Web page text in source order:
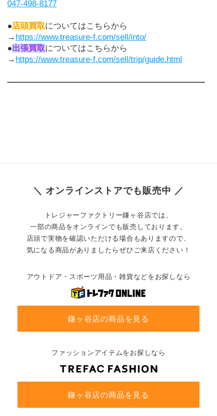
047-498-8177
●店頭買取についてはこちらから
→ https://www.treasure-f.com/sell/into/
●出張買取についてはこちらから
→ https://www.treasure-f.com/sell/trip/guide.html
――――――――――――――――――――――――
＼ オンラインストアでも販売中 ／
トレジャーファクトリー鎌ヶ谷店では、
一部の商品をオンラインでも販売しております。
店頭で実物を確認いただける場合もありますので、
気になる商品がありましたらぜひご来店ください！
アウトドア・スポーツ用品・雑貨などをお探しなら
鎌ヶ谷店の商品を見る
ファッションアイテムをお探しなら
鎌ヶ谷店の商品を見る